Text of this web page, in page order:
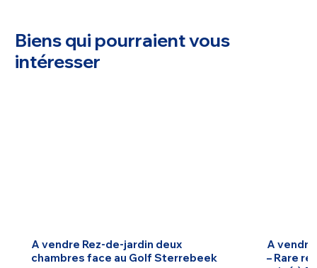
Biens qui pourraient vous
intéresser
A vendre Rez-de-jardin deux
chambres face au Golf Sterrebeek
A
– Rare